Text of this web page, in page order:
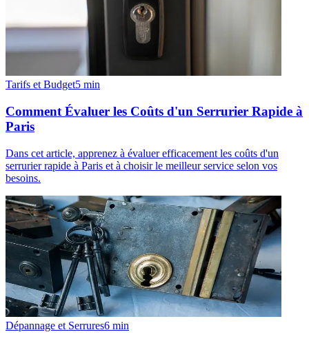
Tarifs et Budget5 min
Comment Évaluer les Coûts d'un Serrurier Rapide à
Paris
Dans cet article, apprenez à évaluer efficacement les coûts d'un
serrurier rapide à Paris et à choisir le meilleur service selon vos
besoins.
Dépannage et Serrures6 min